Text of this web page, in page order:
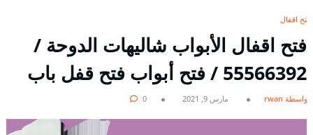
فتح اقفال
فتح اقفال الأبواب شاليهات الدوحة /
55566392 / فتح أبواب فتح قفل باب
بواسطة rwan مارس 9, 2021 0